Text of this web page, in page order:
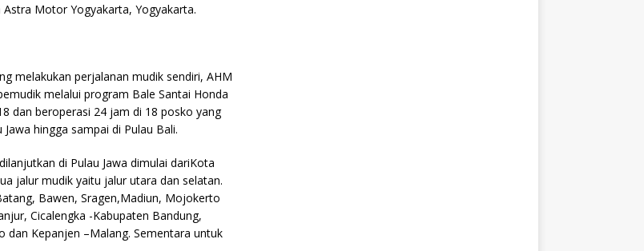
Motor Yogyakarta, Yogyakarta.
melakukan perjalanan mudik sendiri, AHM
melalui program Bale Santai Honda
dan beroperasi 24 jam di 18 posko yang
hingga sampai di Pulau Bali.
di Pulau Jawa dimulai dariKota
jalur mudik yaitu jalur utara dan selatan.
Bawen, Sragen,Madiun, Mojokerto
Cicalengka -Kabupaten Bandung,
dan Kepanjen –Malang. Sementara untuk